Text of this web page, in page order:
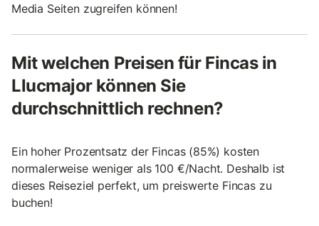
Media Seiten zugreifen können!
Mit welchen Preisen für Fincas in
Llucmajor können Sie
durchschnittlich rechnen?
Ein hoher Prozentsatz der Fincas (85%) kosten
normalerweise weniger als 100 €/Nacht. Deshalb ist
dieses Reiseziel perfekt, um preiswerte Fincas zu
buchen!